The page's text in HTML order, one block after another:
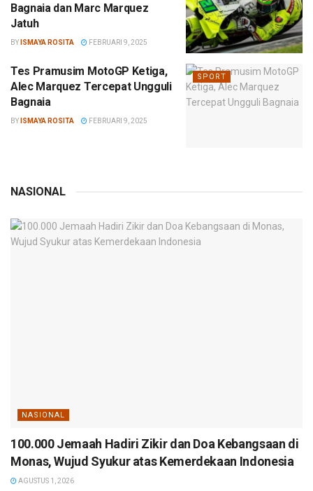
Bagnaia dan Marc Marquez
Jatuh
BY ISMAYA ROSITA FEBRUARI 9, 2025
SPORT
Tes Pramusim MotoGP Ketiga,
Alec Marquez Tercepat Ungguli
Bagnaia
BY ISMAYA ROSITA FEBRUARI 9, 2025
NASIONAL
NASIONAL
100.000 Jemaah Hadiri Zikir dan Doa Kebangsaan di
Monas, Wujud Syukur atas Kemerdekaan Indonesia
AGUSTUS 1, 2026